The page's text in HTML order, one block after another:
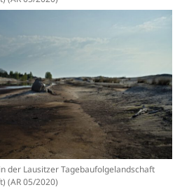
der Lausitzer Tagebaufolgelandschaft
(AR 05/2020)